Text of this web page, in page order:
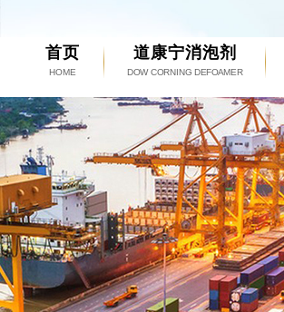
首页
HOME
道康宁消泡剂
DOW CORNING DEFOAMER